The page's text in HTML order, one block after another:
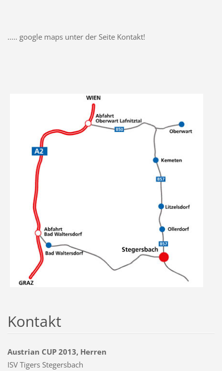
..... google maps unter der Seite Kontakt!
Kontakt
Austrian CUP 2013, Herren
ISV Tigers Stegersbach